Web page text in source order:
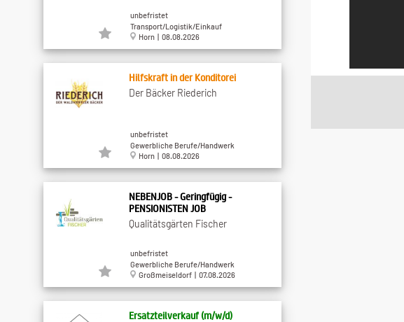
unbefristet
Transport/Logistik/Einkauf
Horn | 08.08.2026
Hilfskraft in der Konditorei
Der Bäcker Riederich
unbefristet
Gewerbliche Berufe/Handwerk
Horn | 08.08.2026
NEBENJOB - Geringfügig -
PENSIONISTEN JOB
Qualitätsgärten Fischer
unbefristet
Gewerbliche Berufe/Handwerk
Großmeiseldorf | 07.08.2026
Ersatzteilverkauf (m/w/d)